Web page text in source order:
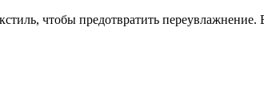
чтобы предотвратить